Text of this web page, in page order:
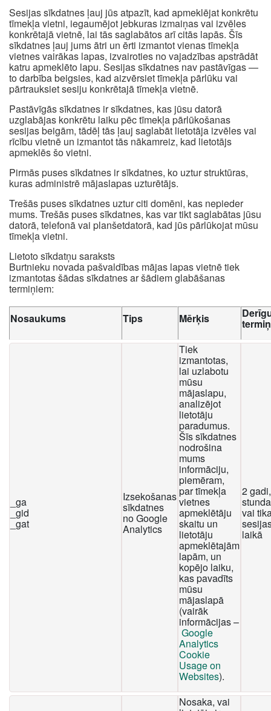
Sesijas sīkdatnes ļauj jūs atpazīt, kad apmeklējat konkrētu
tīmekļa vietni, iegaumējot jebkuras izmaiņas vai izvēles
konkrētajā vietnē, lai tās saglabātos arī citās lapās. Šīs
sīkdatnes ļauj jums ātri un ērti izmantot vienas tīmekļa
vietnes vairākas lapas, izvairoties no vajadzības apstrādāt
katru apmeklēto lapu. Sesijas sīkdatnes nav pastāvīgas —
to darbība beigsies, kad aizvērsiet tīmekļa pārlūku vai
pārtrauksiet sesiju konkrētajā tīmekļa vietnē.
Pastāvīgās sīkdatnes ir sīkdatnes, kas jūsu datorā
uzglabājas konkrētu laiku pēc tīmekļa pārlūkošanas
sesijas beigām, tādēļ tās ļauj saglabāt lietotāja izvēles vai
rīcību vietnē un izmantot tās nākamreiz, kad lietotājs
apmeklēs šo vietni.
Pirmās puses sīkdatnes ir sīkdatnes, ko uztur struktūras,
kuras administrē mājaslapas uzturētājs.
Trešās puses sīkdatnes uztur citi domēni, kas nepieder
mums. Trešās puses sīkdatnes, kas var tikt saglabātas jūsu
datorā, telefonā vai planšetdatorā, kad jūs pārlūkojat mūsu
tīmekļa vietni.
Lietoto sīkdatņu saraksts
Burtnieku novada pašvaldības mājas lapas vietnē tiek
izmantotas šādas sīkdatnes ar šādiem glabāšanas
termiņiem:
Nosaukums Tips Mērķis
_ga
_gid
_gat
Izsekošanas
sīkdatnes
no Google
Analytics
Tiek
izmantotas,
lai uzlabotu
mūsu
mājaslapu,
analizējot
lietotāju
paradumus.
Šīs sīkdatnes
nodrošina
mums
informāciju,
piemēram,
par tīmekļa
vietnes
apmeklētāju
skaitu un
lietotāju
apmeklētajām
lapām, un
kopējo laiku,
kas pavadīts
mūsu
mājaslapā
(vairāk
informācijas –
Google
Analytics
Cookie
Usage on
Websites).
2
vai
laikā
Nosaka, vai